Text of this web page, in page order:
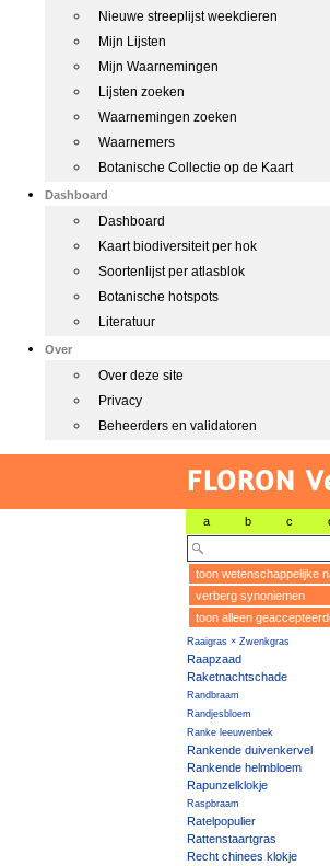
Nieuwe streeplijst weekdieren
Mijn Lijsten
Mijn Waarnemingen
Lijsten zoeken
Waarnemingen zoeken
Waarnemers
Botanische Collectie op de Kaart
Dashboard
Dashboard
Kaart biodiversiteit per hok
Soortenlijst per atlasblok
Botanische hotspots
Literatuur
Over
Over deze site
Privacy
Beheerders en validatoren
FLORON
a b c
toon wetenschappelijke
verberg synoniemen
toon alleen
Raaigras × Zwenkgras
Raapzaad
Raketnachtschade
Randbraam
Randjesbloem
Ranke leeuwenbek
Rankende duivenkervel
Rankende helmbloem
Rapunzelklokje
Raspbraam
Ratelpopulier
Rattenstaartgras
Recht chinees klokje